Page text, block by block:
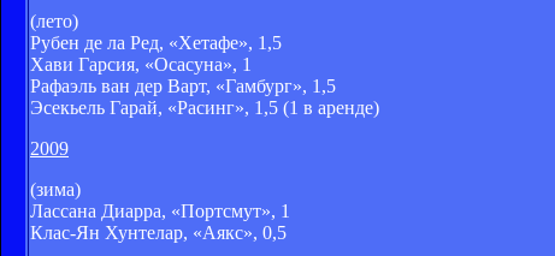
(лето)
Рубен де ла Ред, «Хетафе», 1,5
Хави Гарсия, «Осасуна», 1
Рафаэль ван дер Варт, «Гамбург», 1,5
Эсекьель Гарай, «Расинг», 1,5 (1 в аренде)
2009
(зима)
Лассана Диарра, «Портсмут», 1
Клас-Ян Хунтелар, «Аякс», 0,5